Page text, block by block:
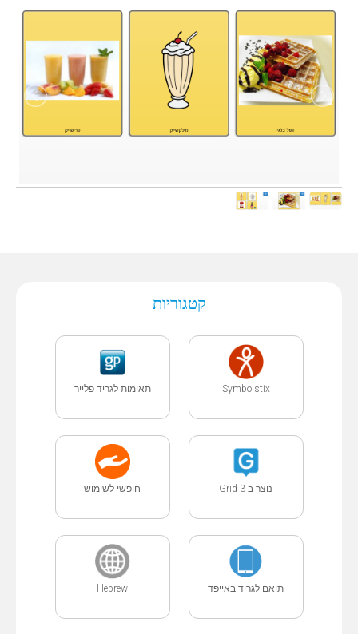
קטגוריות
Symbolstix תאימות לגריד פלייר
נוצר ב Grid 3 חופשי לשימוש
תואם לגריד באייפד Hebrew